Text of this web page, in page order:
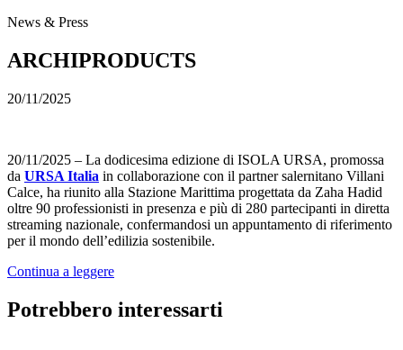
News & Press
ARCHIPRODUCTS
20/11/2025
20/11/2025 – La dodicesima edizione di ISOLA URSA, promossa
da URSA Italia in collaborazione con il partner salernitano Villani
Calce, ha riunito alla Stazione Marittima progettata da Zaha Hadid
oltre 90 professionisti in presenza e più di 280 partecipanti in diretta
streaming nazionale, confermandosi un appuntamento di riferimento
per il mondo dell’edilizia sostenibile.
Continua a leggere
Potrebbero interessarti